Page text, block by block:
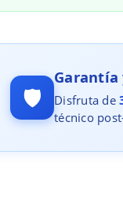
🛡️
Garantía
Disfruta de
técnico